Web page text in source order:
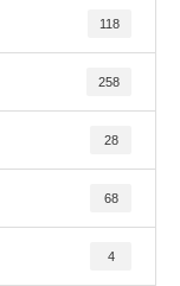
118
258
28
68
4